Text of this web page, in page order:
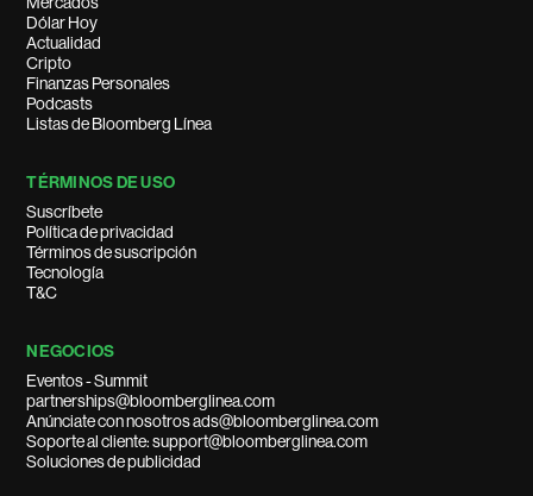
Dólar Hoy
Actualidad
Cripto
Finanzas Personales
Podcasts
Listas de Bloomberg Línea
TÉRMINOS DE USO
Suscríbete
Política de privacidad
Términos de suscripción
Tecnología
T&C
NEGOCIOS
Eventos - Summit
partnerships@bloomberglinea.com
Anúnciate con nosotros ads@bloomberglinea.com
Soporte al cliente: support@bloomberglinea.com
Soluciones de publicidad